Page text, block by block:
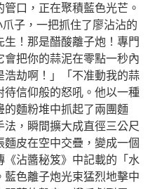
口，正在聚積藍色光芒。
子，一把抓住了廖沾沾的
！那是醋酸離子炮！專門
把你的蒜泥在零點一秒內
劫啊！」「不准動我的蒜
信仰般的怒吼。他以一種
麵粉堆中抓起了兩團麵
，瞬間擴大成直徑三公尺
皮在空中交疊，變成一個
沾醬秘笈》中記載的「水
色離子炮光束猛烈地擊中